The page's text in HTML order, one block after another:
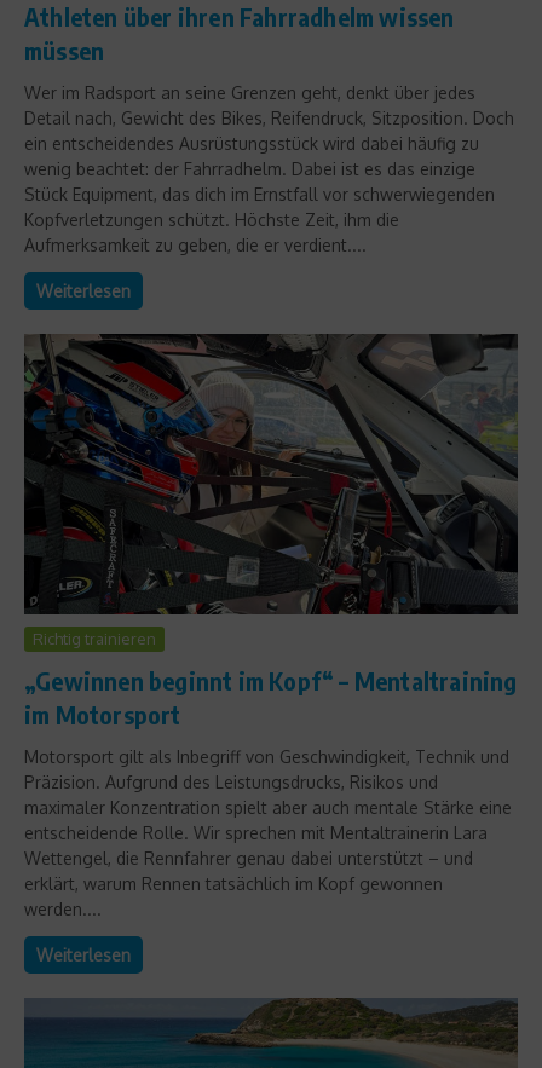
Athleten über ihren Fahrradhelm wissen
müssen
Wer im Radsport an seine Grenzen geht, denkt über jedes
Detail nach, Gewicht des Bikes, Reifendruck, Sitzposition. Doch
ein entscheidendes Ausrüstungsstück wird dabei häufig zu
wenig beachtet: der Fahrradhelm. Dabei ist es das einzige
Stück Equipment, das dich im Ernstfall vor schwerwiegenden
Kopfverletzungen schützt. Höchste Zeit, ihm die
Aufmerksamkeit zu geben, die er verdient....
Weiterlesen
Richtig trainieren
„Gewinnen beginnt im Kopf“ – Mentaltraining
im Motorsport
Motorsport gilt als Inbegriff von Geschwindigkeit, Technik und
Präzision. Aufgrund des Leistungsdrucks, Risikos und
maximaler Konzentration spielt aber auch mentale Stärke eine
entscheidende Rolle. Wir sprechen mit Mentaltrainerin Lara
Wettengel, die Rennfahrer genau dabei unterstützt – und
erklärt, warum Rennen tatsächlich im Kopf gewonnen
werden....
Weiterlesen